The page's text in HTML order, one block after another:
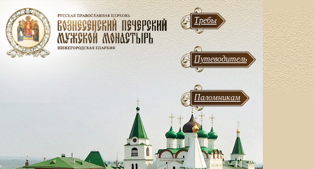
Требы
Путеводитель
Паломникам